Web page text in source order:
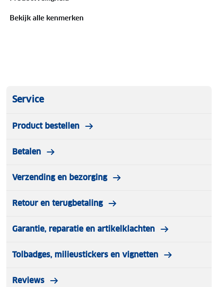
Bekijk alle kenmerken
Service
Product bestellen
Betalen
Verzending en bezorging
Retour en terugbetaling
Garantie, reparatie en artikelklachten
Tolbadges, milieustickers en vignetten
Reviews